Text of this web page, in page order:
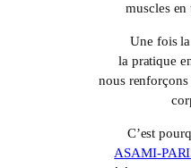
muscles
Une fois
la pratique
nous
C’est
ASAMI-